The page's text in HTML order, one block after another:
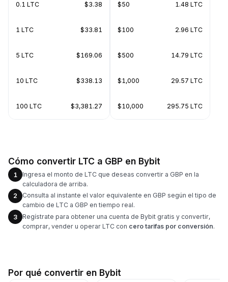
0.1 LTC $3.38
1 LTC $33.81
5 LTC $169.06
10 LTC $338.13
100 LTC $3,381.27
$50 1.48 LTC
$100 2.96 LTC
$500 14.79 LTC
$1,000 29.57 LTC
$10,000 295.75 LTC
Cómo convertir LTC a GBP en Bybit
1
Ingresa el monto de LTC que deseas convertir a GBP en la
calculadora de arriba.
2
Consulta al instante el valor equivalente en GBP según el tipo de
cambio de LTC a GBP en tiempo real.
3
Regístrate para obtener una cuenta de Bybit gratis y convertir,
comprar, vender u operar LTC con cero tarifas por conversión.
Por qué convertir en Bybit